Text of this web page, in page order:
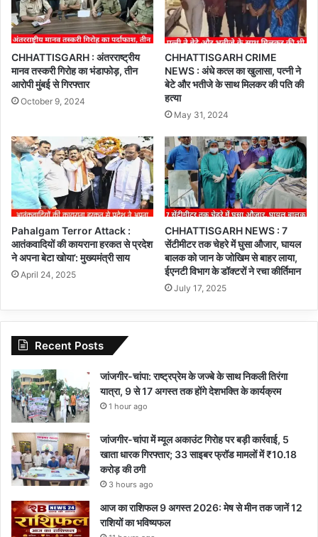
CHHATTISGARH : अंतरराष्ट्रीय
मानव तस्करी गिरोह का भंडाफोड़, तीन
आरोपी मुंबई से गिरफ्तार
October 9, 2024
CHHATTISGARH CRIME
NEWS : अंधे कत्ल का खुलासा, पत्नी ने
बेटे और भतीजे के साथ मिलकर की पति की
हत्या
May 31, 2024
Pahalgam Terror Attack :
आतंकवादियों की कायराना हरकत से प्रदेश
ने अपना बेटा खोया’: मुख्यमंत्री साय
April 24, 2025
CHHATTISGARH NEWS : 7
सेंटीमीटर तक चेहरे में घुसा औजार, घायल
बालक को जान के जोखिम से बाहर लाया,
ईएनटी विभाग के डॉक्टरों ने रचा कीर्तिमान
July 17, 2025
Recent Posts
जांजगीर-चांपा: राष्ट्रप्रेम के जज्बे के साथ निकली तिरंगा
यात्रा, 9 से 17 अगस्त तक होंगे देशभक्ति के कार्यक्रम
1 hour ago
जांजगीर-चांपा में म्यूल अकाउंट गिरोह पर बड़ी कार्रवाई, 5
खाता धारक गिरफ्तार; 33 साइबर फ्रॉड मामलों में ₹10.18
करोड़ की ठगी
3 hours ago
आज का राशिफल 9 अगस्त 2026: मेष से मीन तक जानें 12
राशियों का भविष्यफल